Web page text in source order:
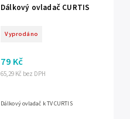
Dálkový ovladač CURTIS
Vyprodáno
65,29 Kč bez DPH
79 Kč
Dálkový ovladač k TV CURTIS